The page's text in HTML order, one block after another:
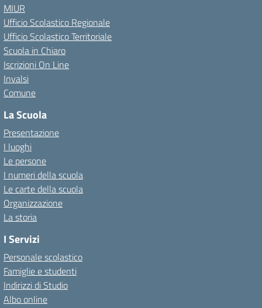
MIUR
Ufficio Scolastico Regionale
Ufficio Scolastico Territoriale
Scuola in Chiaro
Iscrizioni On Line
Invalsi
Comune
La Scuola
Presentazione
I luoghi
Le persone
I numeri della scuola
Le carte della scuola
Organizzazione
La storia
I Servizi
Personale scolastico
Famiglie e studenti
Indirizzi di Studio
Albo online